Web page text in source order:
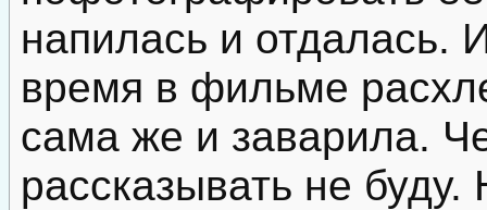
напилась и отдалась.
время в фильме
сама же и заварила.
рассказывать не